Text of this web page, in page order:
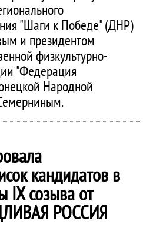
"Шаги к Победе" (ДНР)
и президентом
физкультурно-
"Федерация
Народной
кандидатов в
IX созыва от
РОССИЯ